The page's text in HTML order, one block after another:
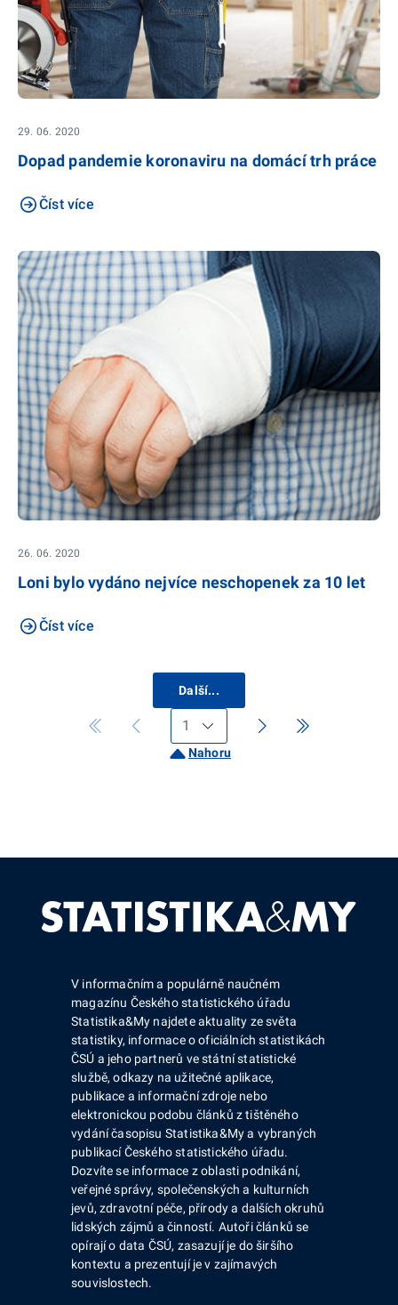
29. 06. 2020
Dopad pandemie koronaviru na domácí trh práce
Číst více
26. 06. 2020
Loni bylo vydáno nejvíce neschopenek za 10 let
Číst více
Nahoru
Další...
V informačním a populárně naučném
magazínu Českého statistického úřadu
Statistika&My najdete aktuality ze světa
statistiky, informace o oficiálních statistikách
ČSÚ a jeho partnerů ve státní statistické
službě, odkazy na užitečné aplikace,
publikace a informační zdroje nebo
elektronickou podobu článků z tištěného
vydání časopisu Statistika&My a vybraných
publikací Českého statistického úřadu.
Dozvíte se informace z oblasti podnikání,
veřejné správy, společenských a kulturních
jevů, zdravotní péče, přírody a dalších okruhů
lidských zájmů a činností. Autoři článků se
opírají o data ČSÚ, zasazují je do širšího
kontextu a prezentují je v zajímavých
souvislostech.